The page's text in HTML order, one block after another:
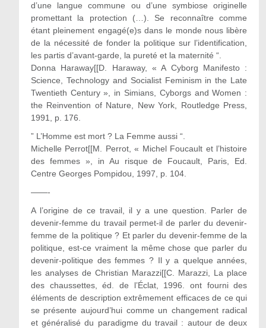
d’une langue commune ou d’une symbiose originelle
promettant la protection (…). Se reconnaître comme
étant pleinement engagé(e)s dans le monde nous libère
de la nécessité de fonder la politique sur l’identification,
les partis d’avant-garde, la pureté et la maternité “.
Donna Haraway[[D. Haraway, « A Cyborg Manifesto :
Science, Technology and Socialist Feminism in the Late
Twentieth Century », in Simians, Cyborgs and Women :
the Reinvention of Nature, New York, Routledge Press,
1991, p. 176.
” L’Homme est mort ? La Femme aussi “.
Michelle Perrot[[M. Perrot, « Michel Foucault et l’histoire
des femmes », in Au risque de Foucault, Paris, Ed.
Centre Georges Pompidou, 1997, p. 104.
——-
A l’origine de ce travail, il y a une question. Parler de
devenir-femme du travail permet-il de parler du devenir-
femme de la politique ? Et parler du devenir-femme de la
politique, est-ce vraiment la même chose que parler du
devenir-politique des femmes ? Il y a quelque années,
les analyses de Christian Marazzi[[C. Marazzi, La place
des chaussettes, éd. de l’Éclat, 1996. ont fourni des
éléments de description extrêmement efficaces de ce qui
se présente aujourd’hui comme un changement radical
et généralisé du paradigme du travail : autour de deux